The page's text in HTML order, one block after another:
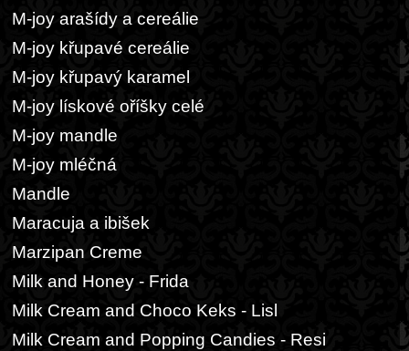
M-joy arašídy a cereálie
M-joy křupavé cereálie
M-joy křupavý karamel
M-joy lískové oříšky celé
M-joy mandle
M-joy mléčná
Mandle
Maracuja a ibišek
Marzipan Creme
Milk and Honey - Frida
Milk Cream and Choco Keks - Lisl
Milk Cream and Popping Candies - Resi